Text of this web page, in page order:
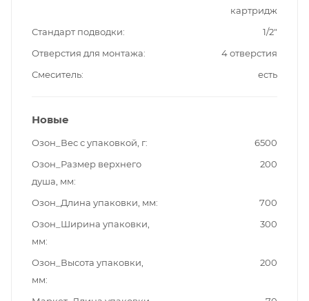
картридж
Стандарт подводки
1/2"
Отверстия для монтажа
4 отверстия
Смеситель
есть
Новые
Озон_Вес с упаковкой, г
6500
Озон_Размер верхнего
душа, мм
200
Озон_Длина упаковки, мм
700
Озон_Ширина упаковки,
мм
300
Озон_Высота упаковки,
мм
200